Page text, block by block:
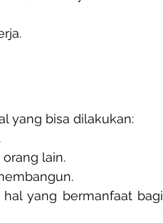
yang bisa dilakukan:
lain.
yang bermanfaat bagi